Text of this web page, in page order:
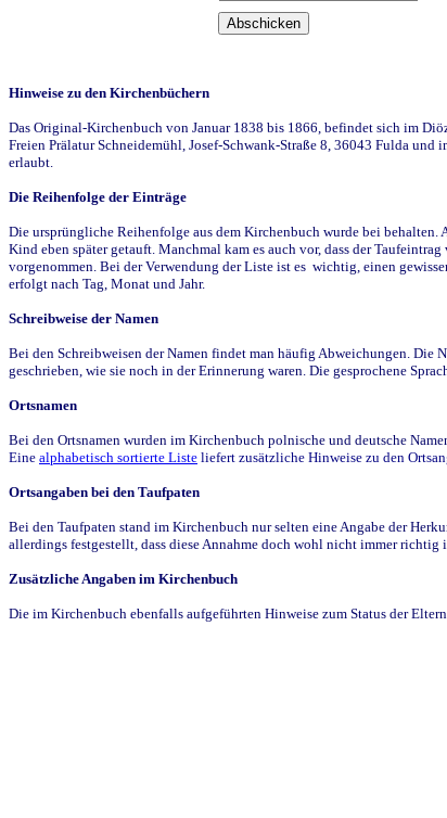
Hinweise zu den Kirchenbüchern
Das Original-Kirchenbuch von Januar 1838 bis 1866, befindet sich im
Freien Prälatur Schneidemühl, Josef-Schwank-Straße 8, 36043 Fulda
erlaubt.
Die Reihenfolge der Einträge
Die ursprüngliche Reihenfolge aus dem Kirchenbuch wurde bei
Kind eben später getauft. Manchmal kam es auch vor, dass der
vorgenommen. Bei der Verwendung der Liste ist es wichtig, einen
erfolgt nach Tag, Monat und Jahr.
Schreibweise der Namen
Bei den Schreibweisen der Namen findet man häufig Abweichungen. Die
geschrieben, wie sie noch in der Erinnerung waren. Die gesprochene
Ortsnamen
Bei den Ortsnamen wurden im Kirchenbuch polnische und deutsche
Eine alphabetisch sortierte Liste liefert zusätzliche Hinweise zu den
Ortsangaben bei den Taufpaten
Bei den Taufpaten stand im Kirchenbuch nur selten eine Angabe der
allerdings festgestellt, dass diese Annahme doch wohl nicht immer richtig
Zusätzliche Angaben im Kirchenbuch
Die im Kirchenbuch ebenfalls aufgeführten Hinweise zum Status der